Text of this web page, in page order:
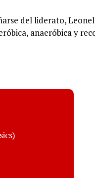
del liderato,
anaeróbica y